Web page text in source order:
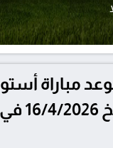
مباراة
بولونيا